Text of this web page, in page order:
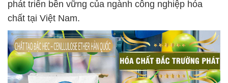
phát triển bền vững của ngành công nghiệp hóa
chất tại Việt Nam.